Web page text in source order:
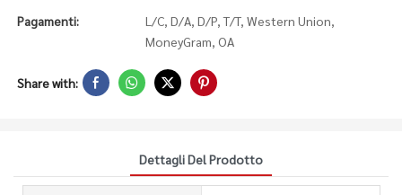
Pagamenti:
L/C, D/A, D/P, T/T, Western Union,
MoneyGram, OA
Share with:
Dettagli Del Prodotto